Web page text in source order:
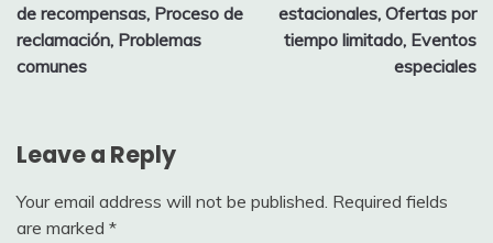
de recompensas, Proceso de
reclamación, Problemas
comunes
estacionales, Ofertas por
tiempo limitado, Eventos
especiales
Leave a Reply
Your email address will not be published. Required fields
are marked *